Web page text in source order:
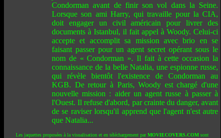
Condorman avant de finir son vol dans la Seine.
Lorsque son ami Harry, qui travaille pour la CIA,
doit engager un civil américain pour livrer des
documents à Istanbul, il fait appel à Woody. Celui-ci
accepte et accomplit sa mission avec brio en se
faisant passer pour un agent secret opérant sous le
nom de « Condorman ». Il fait à cette occasion la
connaissance de la belle Natalia, une espionne russe,
qui révèle bientôt l'existence de Condorman au
KGB. De retour à Paris, Woody est chargé d'une
nouvelle mission : aider un agent russe à passer à
l'Ouest. Il refuse d'abord, par crainte du danger, avant
de se raviser lorsqu'il apprend que l'agent n'est autre
que Natalia...
Les jaquettes proposées à la visualisation et en téléchargement parMOVIECOVERS.COM sont